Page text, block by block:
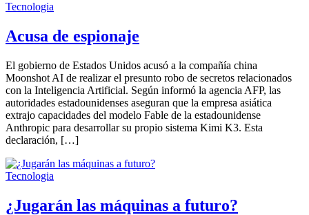
Tecnologia
Acusa de espionaje
El gobierno de Estados Unidos acusó a la compañía china
Moonshot AI de realizar el presunto robo de secretos relacionados
con la Inteligencia Artificial. Según informó la agencia AFP, las
autoridades estadounidenses aseguran que la empresa asiática
extrajo capacidades del modelo Fable de la estadounidense
Anthropic para desarrollar su propio sistema Kimi K3. Esta
declaración, […]
Tecnologia
¿Jugarán las máquinas a futuro?